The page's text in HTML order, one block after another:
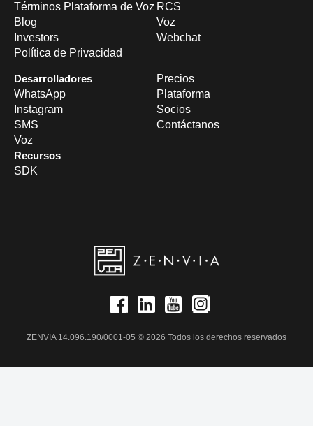
Términos Plataforma de Voz
Blog
Investors
Política de Privacidad
RCS
Voz
Webchat
Desarrolladores
WhatsApp
Instagram
SMS
Voz
Recursos
SDK
Precios
Plataforma
Socios
Contáctanos
ZENVIA 14.096.190/0001-05 © 2026 Todos los derechos reservados